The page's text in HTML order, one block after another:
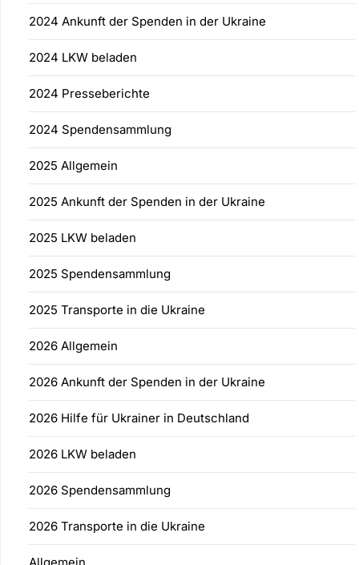
2024 Ankunft der Spenden in der Ukraine
2024 LKW beladen
2024 Presseberichte
2024 Spendensammlung
2025 Allgemein
2025 Ankunft der Spenden in der Ukraine
2025 LKW beladen
2025 Spendensammlung
2025 Transporte in die Ukraine
2026 Allgemein
2026 Ankunft der Spenden in der Ukraine
2026 Hilfe für Ukrainer in Deutschland
2026 LKW beladen
2026 Spendensammlung
2026 Transporte in die Ukraine